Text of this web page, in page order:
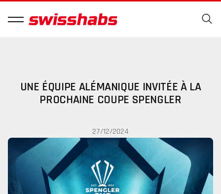
UNE ÉQUIPE ALÉMANIQUE INVITÉE À LA
PROCHAINE COUPE SPENGLER
27/12/2024